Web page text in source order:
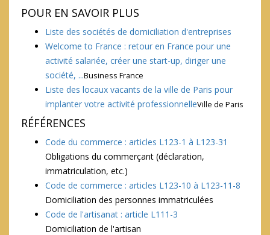
POUR EN SAVOIR PLUS
Liste des sociétés de domiciliation d'entreprises
Welcome to France : retour en France pour une
activité salariée, créer une start-up, diriger une
société, ...Business France
Liste des locaux vacants de la ville de Paris pour
implanter votre activité professionnelleVille de Paris
RÉFÉRENCES
Code du commerce : articles L123-1 à L123-31
Obligations du commerçant (déclaration,
immatriculation, etc.)
Code de commerce : articles L123-10 à L123-11-8
Domiciliation des personnes immatriculées
Code de l'artisanat : article L111-3
Domiciliation de l'artisan